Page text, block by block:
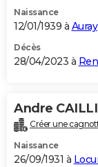
Naissance
12/01/1939 à Auray
Décès
28/04/2023 à
Andre
Créer une
Naissance
26/09/1931 à